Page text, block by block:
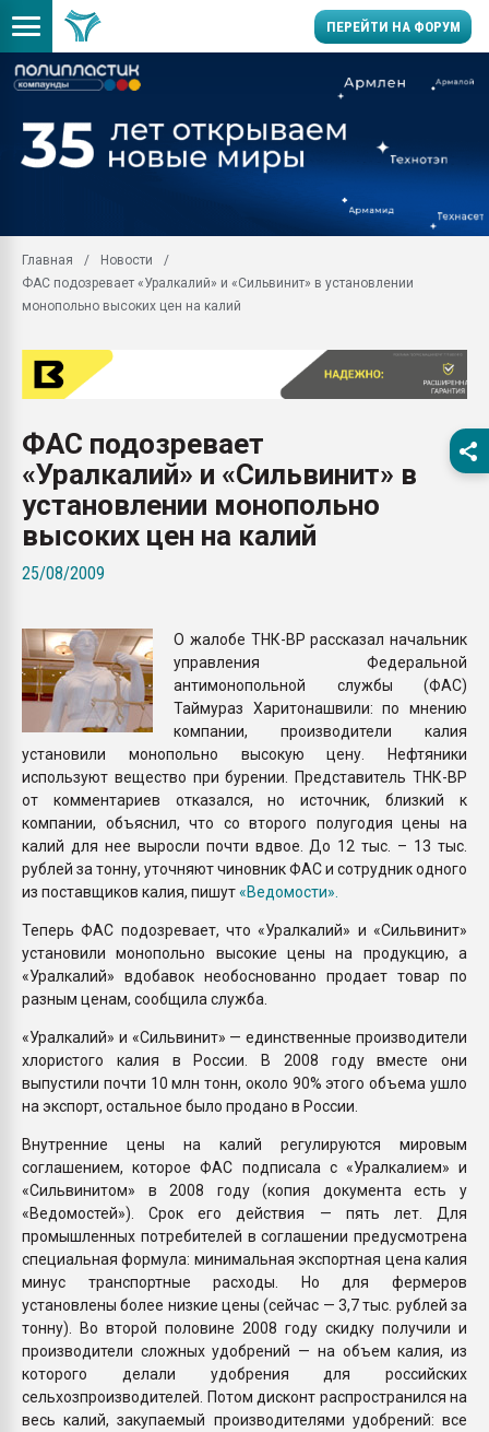
ПЕРЕЙТИ НА ФОРУМ
производство SPC
заводу пластмасс"
28.07.2026
первый план в
28.07.2026
ситуацией на
Всё, что касается
Главная
Новости
ФАС подозревает «Уралкалий» и «Сильвинит» в установлении
монопольно высоких цен на калий
ФАС подозревает
«Уралкалий» и «Сильвинит» в
установлении монопольно
высоких цен на калий
25/08/2009
О жалобе ТНК-ВР рассказал начальник
управления Федеральной
антимонопольной службы (ФАС)
Таймураз Харитонашвили: по мнению
компании, производители калия
установили монопольно высокую цену. Нефтяники
используют вещество при бурении. Представитель ТНК-ВР
от комментариев отказался, но источник, близкий к
компании, объяснил, что со второго полугодия цены на
калий для нее выросли почти вдвое. До 12 тыс. – 13 тыс.
рублей за тонну, уточняют чиновник ФАС и сотрудник одного
из поставщиков калия, пишут«Ведомости».
Теперь ФАС подозревает, что «Уралкалий» и «Сильвинит»
установили монопольно высокие цены на продукцию, а
«Уралкалий» вдобавок необоснованно продает товар по
разным ценам, сообщила служба.
«Уралкалий» и «Сильвинит» — единственные производители
хлористого калия в России. В 2008 году вместе они
выпустили почти 10 млн тонн, около 90% этого объема ушло
на экспорт, остальное было продано в России.
Внутренние цены на калий регулируются мировым
соглашением, которое ФАС подписала с «Уралкалием» и
«Сильвинитом» в 2008 году (копия документа есть у
«Ведомостей»). Срок его действия — пять лет. Для
промышленных потребителей в соглашении предусмотрена
специальная формула: минимальная экспортная цена калия
минус транспортные расходы. Но для фермеров
установлены более низкие цены (сейчас — 3,7 тыс. рублей за
тонну). Во второй половине 2008 году скидку получили и
производители сложных удобрений — на объем калия, из
которого делали удобрения для российских
сельхозпроизводителей. Потом дисконт распространился на
весь калий, закупаемый производителями удобрений: все